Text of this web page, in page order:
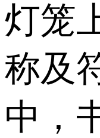
灯笼
称及
中，